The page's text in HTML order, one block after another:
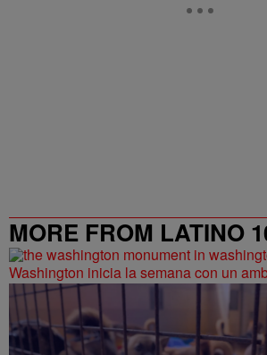
MORE FROM LATINO
Washington inicia la semana con un